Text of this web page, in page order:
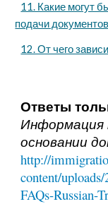
11. Какие могут
подачи
12. От чего
Ответы
Информация
основании
http://
content/
FAQs-Russian-